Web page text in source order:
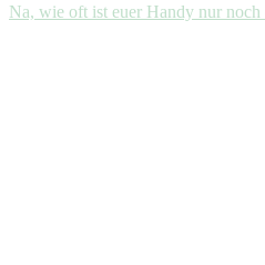
Na, wie oft ist euer Handy nur